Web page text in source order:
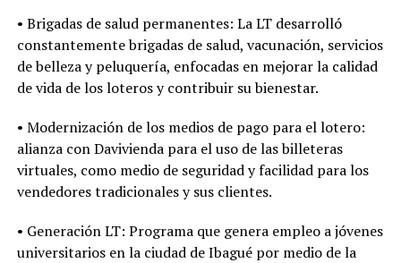
• Brigadas de salud permanentes: La LT desarrolló
constantemente brigadas de salud, vacunación, servicios
de belleza y peluquería, enfocadas en mejorar la calidad
de vida de los loteros y contribuir su bienestar.
• Modernización de los medios de pago para el lotero:
alianza con Davivienda para el uso de las billeteras
virtuales, como medio de seguridad y facilidad para los
vendedores tradicionales y sus clientes.
• Generación LT: Programa que genera empleo a jóvenes
universitarios en la ciudad de Ibagué por medio de la